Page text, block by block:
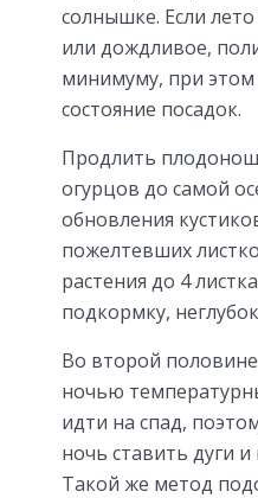
солнышке. Если
или дождливое,
минимуму, при этом
состояние посадок.
Продлить
огурцов до самой
обновления
пожелтевших
растения до 4
подкормку,
Во второй
ночью
идти на спад,
ночь ставить дуги и
Такой же метод